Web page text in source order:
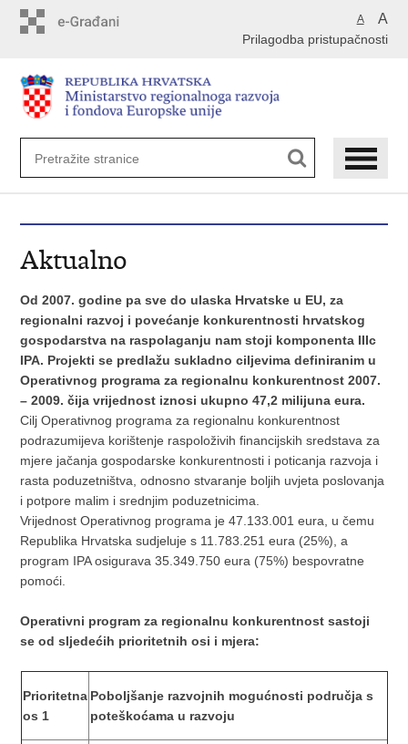
A A
Prilagodba pristupačnosti
Aktualno
Od 2007. godine pa sve do ulaska Hrvatske u EU, za
regionalni razvoj i povećanje konkurentnosti hrvatskog
gospodarstva na raspolaganju nam stoji komponenta IIIc
IPA. Projekti se predlažu sukladno ciljevima definiranim u
Operativnog programa za regionalnu konkurentnost 2007.
– 2009. čija vrijednost iznosi ukupno 47,2 milijuna eura.
Cilj Operativnog programa za regionalnu konkurentnost
podrazumijeva korištenje raspoloživih financijskih sredstava za
mjere jačanja gospodarske konkurentnosti i poticanja razvoja i
rasta poduzetništva, odnosno stvaranje boljih uvjeta poslovanja
i potpore malim i srednjim poduzetnicima.
Vrijednost Operativnog programa je 47.133.001 eura, u čemu
Republika Hrvatska sudjeluje s 11.783.251 eura (25%), a
program IPA osigurava 35.349.750 eura (75%) bespovratne
pomoći.
Operativni program za regionalnu konkurentnost sastoji
se od sljedećih prioritetnih osi i mjera:
Prioritetna
os 1
Poboljšanje razvojnih mogućnosti područja s
poteškoćama u razvoju